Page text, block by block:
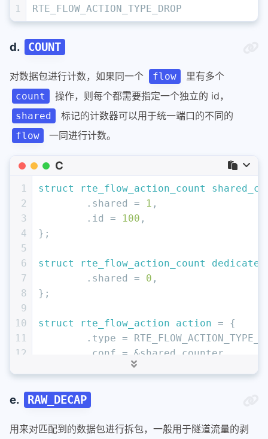
1 RTE_FLOW_ACTION_TYPE_DROP
d. COUNT
对数据包进行计数，如果同一个 flow 里有多个
count 操作，则每个都需要指定一个独立的 id，
shared 标记的计数器可以用于统一端口的不同的
flow 一同进行计数。
C
1
2
3
4
5
6
7
8
9
10
11
12
struct rte_flow_action_count
	.shared =
1 ,
	.id =
100 ,
};
struct rte_flow_action_count
	.shared =
0 ,
};
struct rte_flow_action action = {
.type =
	.conf = &shared_counter,
e. RAW_DECAP
用来对匹配到的数据包进行拆包，一般用于隧道流量的剥